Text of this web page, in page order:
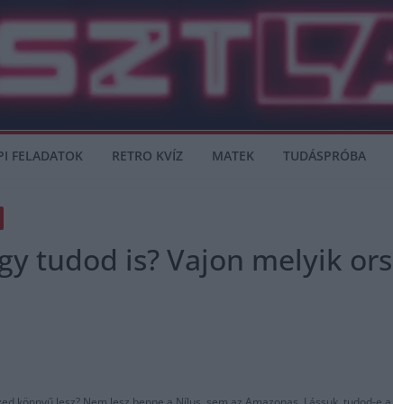
FELADATOK RETRO KVÍZ MATEK TUDÁSPRÓBA
tudod is? Vajon melyik